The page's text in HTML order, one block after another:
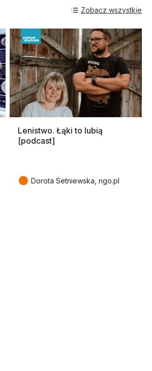
Lenistwo. Łąki to lubią
[podcast]
● Dorota Setniewska, ngo.pl
Zobacz wszystkie